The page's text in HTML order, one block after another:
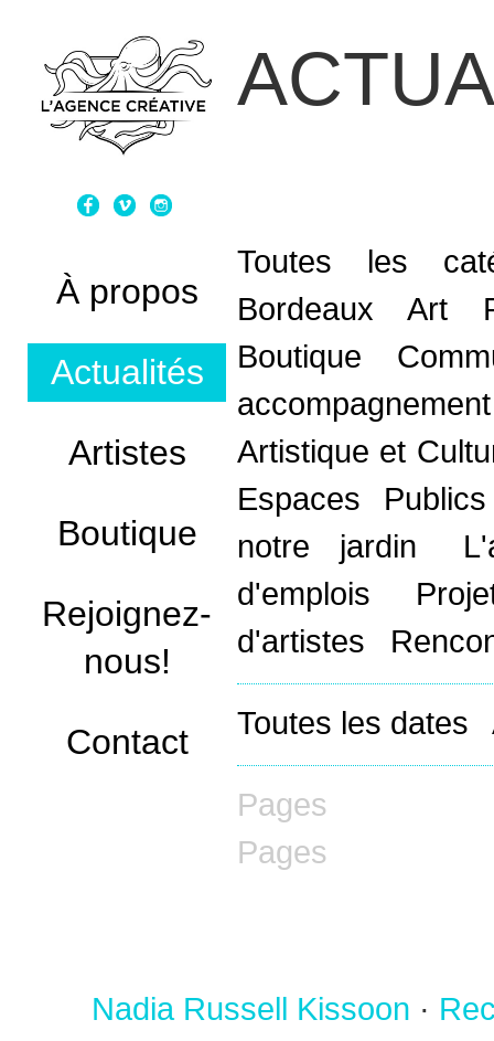
À propos
Actualités
Artistes
Boutique
Rejoignez-
nous!
Contact
Toutes les
Bordeaux Art
Boutique
accompagnement
Artistique et
Espaces
notre jardin
d'emplois
d'artistes
Toutes les dates
Pages
Pages
Nadia Russell Kissoon ·